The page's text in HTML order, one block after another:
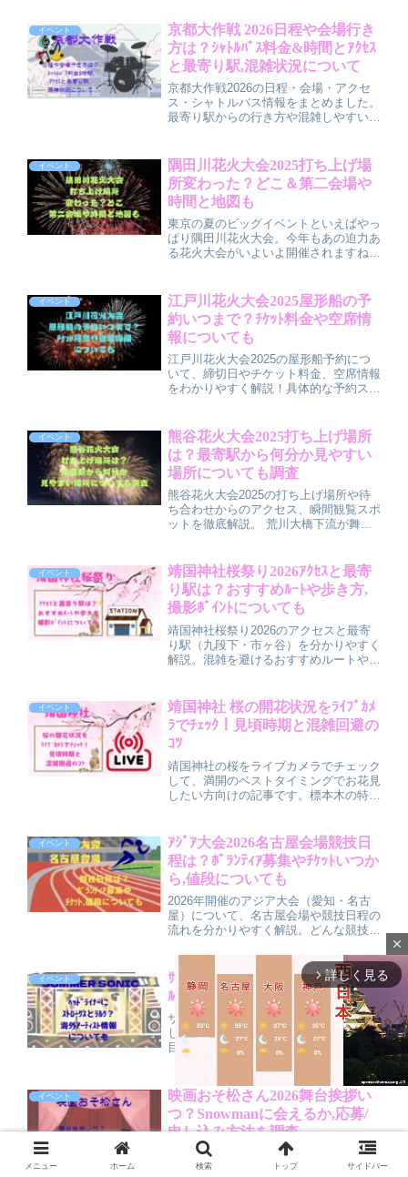
解説した宿泊ガイド記事です。家族みん
なで思い出に残る夏のひとときをぜひ計
画してみてください！
イベント
京都大作戦 2026日程や会場行き
方は？ｼｬﾄﾙﾊﾞｽ料金&時間とｱｸｾｽ
と最寄り駅,混雑状況について
京都大作戦2026の日程・会場・アクセ
ス・シャトルバス情報をまとめました。
最寄り駅からの行き方や混雑しやすい時
ージしやすい内容になっています。
イベント
隅田川花火大会2025打ち上げ場
所変わった？どこ＆第二会場や
時間と地図も
東京の夏のビッグイベントといえばやっ
ぱり隅田川花火大会。今年もあの迫力あ
る花火大会がいよいよ開催されますね。
い！」という質問が多いので、2025年
の最新情報をまとめてお...
イベント
江戸川花火大会2025屋形船の予
約いつまで？ﾁｹｯﾄ料金や空席情
報についても
江戸川花火大会2025の屋形船予約につ
いて、締切日やチケット料金、空席情報
をわかりやすく解説！具体的な予約スケ
や予約ページでプラン・空席情報をすぐ
チェックしてみてくださいね！
イベント
熊谷花火大会2025打ち上げ場所
は？最寄駅から何分か見やすい
場所についても調査
熊谷花火大会2025の打ち上げ場所や待
ち合わせからのアクセス、瞬間観覧スポ
ットを徹底解説。 荒川大橋下流が舞
取りのコツまで、家族や友人と花火を快
適に楽しめる充実ガイドです。
イベント
靖国神社桜祭り2026ｱｸｾｽと最寄
り駅は？おすすめﾙｰﾄや歩き方,
撮影ﾎﾟｲﾝﾄについても
靖国神社桜祭り2026のアクセスと最寄
り駅（九段下・市ヶ谷）を分かりやすく
解説。混雑を避けるおすすめルートや歩
本木の撮影ポイントまで、初めてでも快
適に楽しめるコツをまとめました。
イベント
靖国神社 桜の開花状況をﾗｲﾌﾞｶﾒ
ﾗでﾁｪｯｸ！見頃時期と混雑回避の
ｺﾂ
靖国神社の桜をライブカメラでチェック
して、満開のベストタイミングでお花見
したい方向けの記事です。標本木の特徴
らにライブカメラや開花予想サイトの上
手な使い方まで、今年の花見計画に役立
つポイントをわかりやすく紹介します。
イベント
ｱｼﾞｱ大会2026名古屋会場競技日
程は？ﾎﾞﾗﾝﾃｨｱ募集やﾁｹｯﾄいつか
ら,値段についても
2026年開催のアジア大会（愛知・名古
屋）について、名古屋会場や競技日程の
流れを分かりやすく解説。どんな競技が
しているのかも整理しています。チケッ
トはいつから販売されるのか、値段の考
え方や当日券の可能性、売り切れ対策ま
でまとめて紹介しています。
イベント
ｻﾏｿﾆ2026のﾍｯﾄﾞﾗｲﾅｰにｽﾄﾛｰｸｽとﾗ
ﾙｸ？海外ｱｰﾃｨｽﾄ情報についても
サマソニ2026のヘッドライナーに決定
したTHE STROKESとL’Arc-en-Cielの注
目ポイントを詳しく紹介しつつ、第1弾
で発表された海外アーティストやK-
POP勢、日本アーティスト、今後の追
加発表予想までまとめて解説する記事で
す。
イベント
映画おそ松さん2026舞台挨拶い
つ？Snowmanに会えるか,応募/
申し込み方法を調査
映画おそ松さん2026の舞台挨拶はいつ
開催される？公式発表の有無や開催時期
メニュー ホーム 検索 トップ サイドバー
close
arrow_forward_ios 詳しく見る